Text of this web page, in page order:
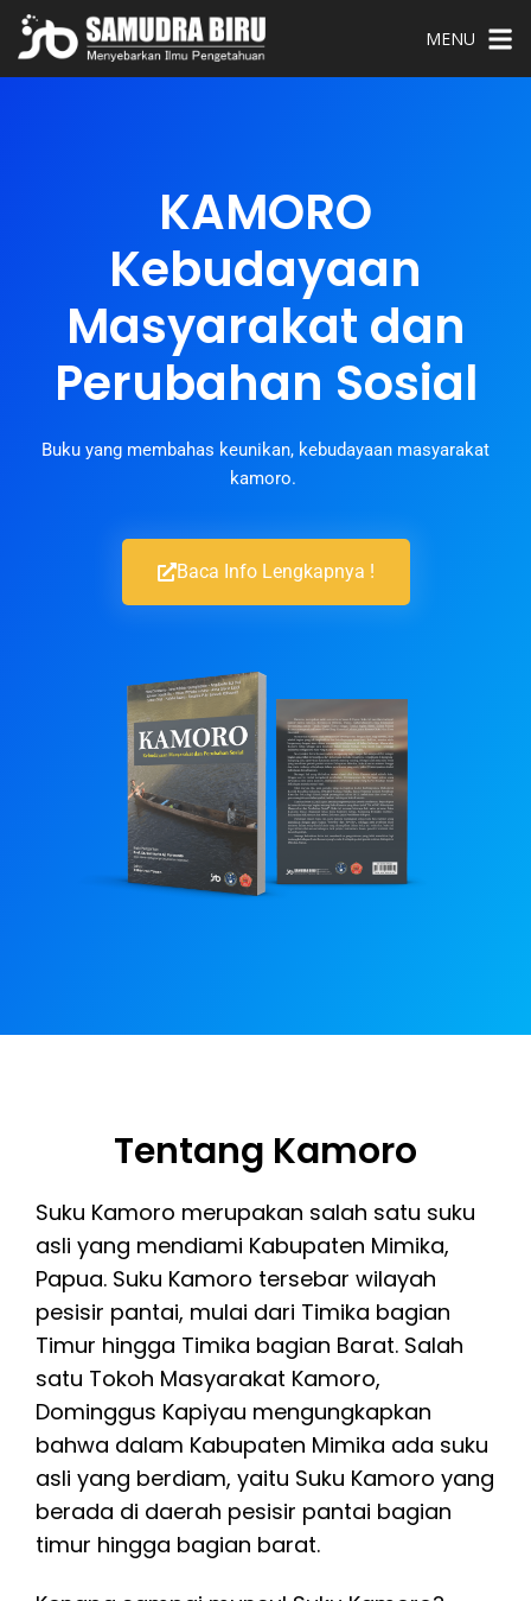
MENU
KAMORO
Kebudayaan
Masyarakat dan
Perubahan Sosial
Buku yang membahas keunikan, kebudayaan masyarakat
kamoro.
Baca Info Lengkapnya !
Tentang Kamoro
Suku Kamoro merupakan salah satu suku
asli yang mendiami Kabupaten Mimika,
Papua. Suku Kamoro tersebar wilayah
pesisir pantai, mulai dari Timika bagian
Timur hingga Timika bagian Barat. Salah
satu Tokoh Masyarakat Kamoro,
Dominggus Kapiyau mengungkapkan
bahwa dalam Kabupaten Mimika ada suku
asli yang berdiam, yaitu Suku Kamoro yang
berada di daerah pesisir pantai bagian
timur hingga bagian barat.